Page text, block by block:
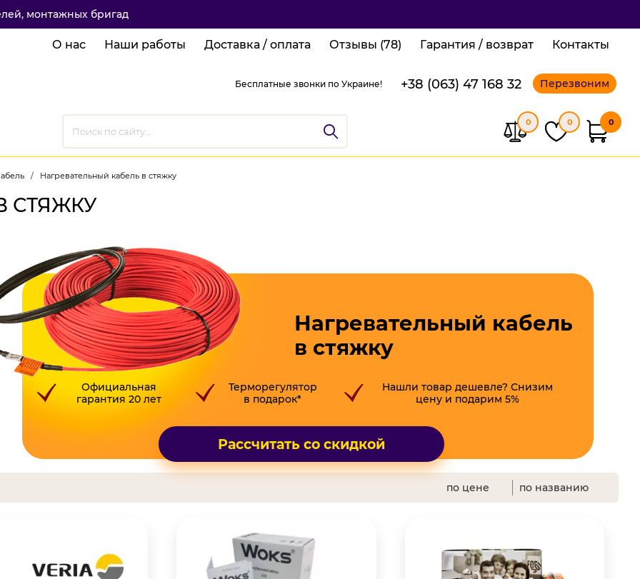
монтажных бригад
О нас Наши работы Доставка / оплата Отзывы (78) Гарантия / возврат Контакты
Бесплатные звонки по Украине! +38 (063) 47 168 32 Перезвоним
0 0 0
/ Нагревательный кабель в стяжку
СТЯЖКУ
Нагревательный кабель
в стяжку
Официальная
гарантия 20 лет
Терморегулятор
в подарок*
Нашли товар дешевле? Снизим
цену и подарим 5%
Рассчитать со скидкой
по цене по названию